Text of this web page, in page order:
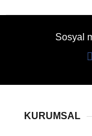
Sosyal
KURUMSAL